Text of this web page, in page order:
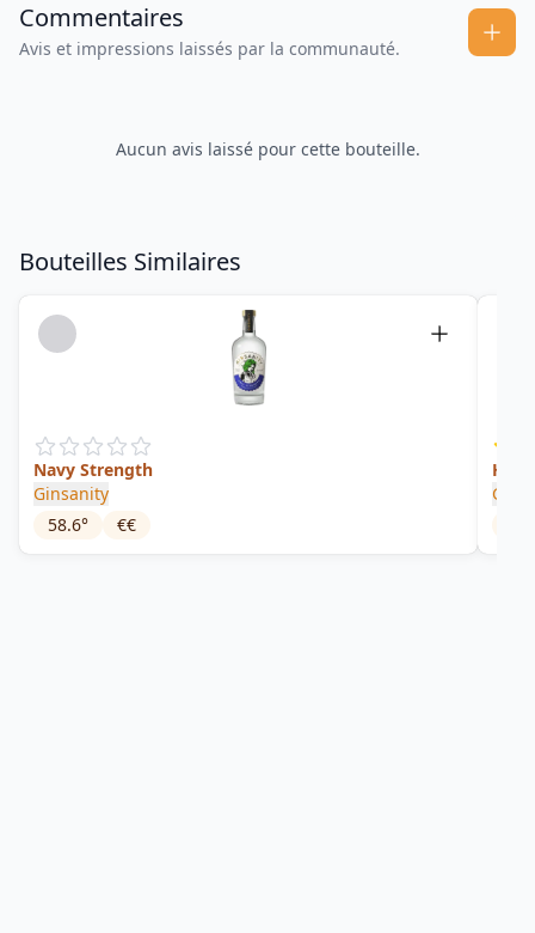
Commentaires
Avis et impressions laissés par la communauté.
Aucun avis laissé pour cette bouteille.
Bouteilles Similaires
Navy Strength
Ginsanity
58.6° €€
Gin